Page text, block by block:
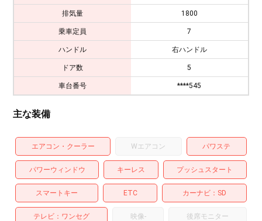
排気量 1800
乗車定員 7
ハンドル 右ハンドル
ドア数 5
車台番号 ****545
主な装備
エアコン・クーラー Wエアコン パワステ
パワーウィンドウ キーレス プッシュスタート
スマートキー ETC カーナビ SD
テレビ ワンセグ 映像- 後席モニター